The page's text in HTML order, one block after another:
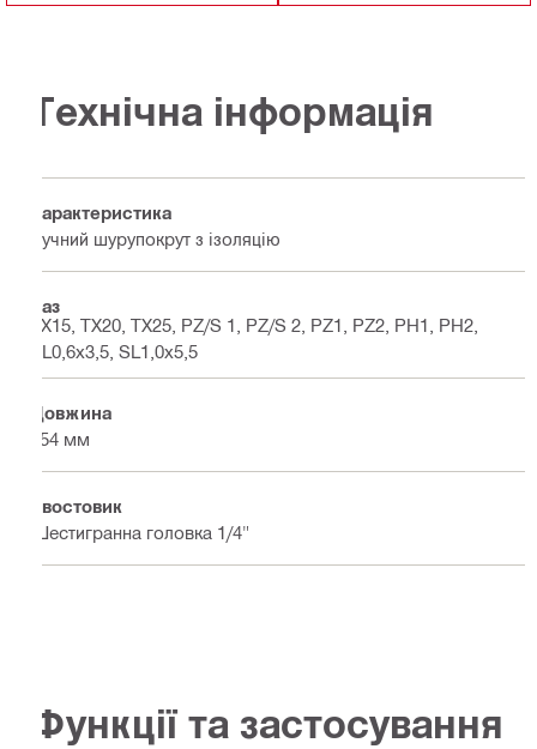
Технічна інформація
Характеристика
Ручний шурупокрут з ізоляцію
Паз
TX15, TX20, TX25, PZ/S 1, PZ/S 2, PZ1, PZ2, PH1, PH2,
SL0,6x3,5, SL1,0x5,5
Довжина
154 мм
Хвостовик
Шестигранна головка 1/4"
Функції та застосування